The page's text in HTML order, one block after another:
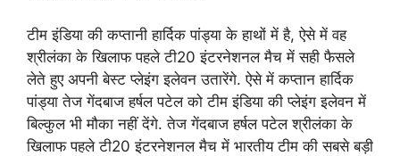
टीम इंडिया की कप्तानी हार्दिक पांड्या के हाथों में है, ऐसे में वह
श्रीलंका के खिलाफ पहले टी20 इंटरनेशनल मैच में सही फैसले
लेते हुए अपनी बेस्ट प्लेइंग इलेवन उतारेंगे. ऐसे में कप्तान हार्दिक
पांड्या तेज गेंदबाज हर्षल पटेल को टीम इंडिया की प्लेइंग इलेवन में
बिल्कुल भी मौका नहीं देंगे. तेज गेंदबाज हर्षल पटेल श्रीलंका के
खिलाफ पहले टी20 इंटरनेशनल मैच में भारतीय टीम की सबसे बड़ी